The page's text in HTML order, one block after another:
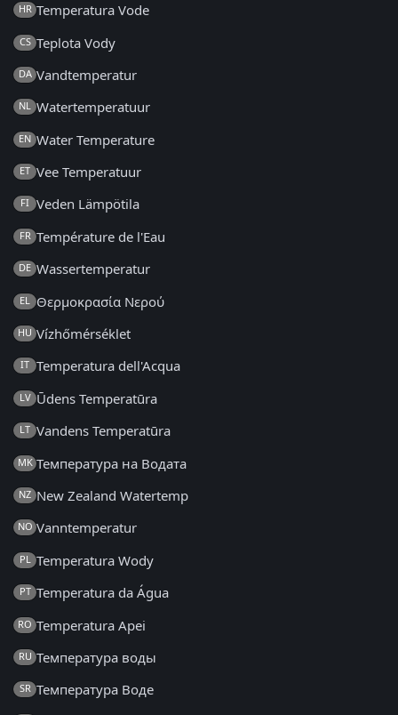
HR Temperatura Vode
CS Teplota Vody
DA Vandtemperatur
NL Watertemperatuur
EN Water Temperature
ET Vee Temperatuur
FI Veden Lämpötila
FR Température de l'Eau
DE Wassertemperatur
EL Θερμοκρασία Νερού
HU Vízhőmérséklet
IT Temperatura dell'Acqua
LV Ūdens Temperatūra
LT Vandens Temperatūra
MK Температура на Водата
NZ New Zealand Watertemp
NO Vanntemperatur
PL Temperatura Wody
PT Temperatura da Água
RO Temperatura Apei
RU Температура воды
SR Температура Воде